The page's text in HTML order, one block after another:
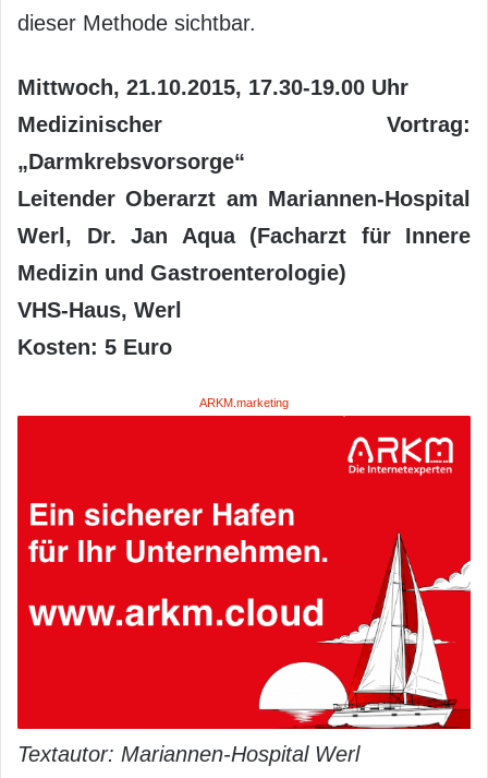
dieser Methode sichtbar.
Mittwoch, 21.10.2015, 17.30-19.00 Uhr
Medizinischer Vortrag:
„Darmkrebsvorsorge“
Leitender Oberarzt am Mariannen-Hospital
Werl, Dr. Jan Aqua (Facharzt für Innere
Medizin und Gastroenterologie)
VHS-Haus, Werl
Kosten: 5 Euro
ARKM.marketing
Textautor: Mariannen-Hospital Werl